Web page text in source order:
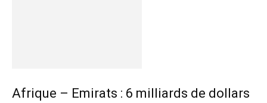
Afrique – Emirats : 6 milliards de dollars